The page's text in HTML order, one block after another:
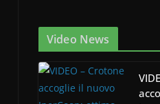
Video News